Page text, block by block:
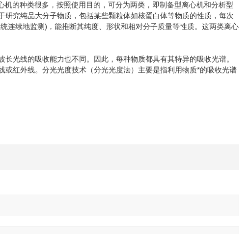
的种类很多，按照使用目的，可分为两类，即制备型离心机和分析型
究纯品大分子物质，包括某些颗粒体如核蛋白体等物质的性质，每次
连续地监测)，能推断其纯度、形状和相对分子质量等性质。这两类离心
光线的吸收能力也不同。因此，每种物质都具有其特异的吸收光谱。
红外线。分光光度技术（分光光度法）主要是指利用物质*的吸收光谱